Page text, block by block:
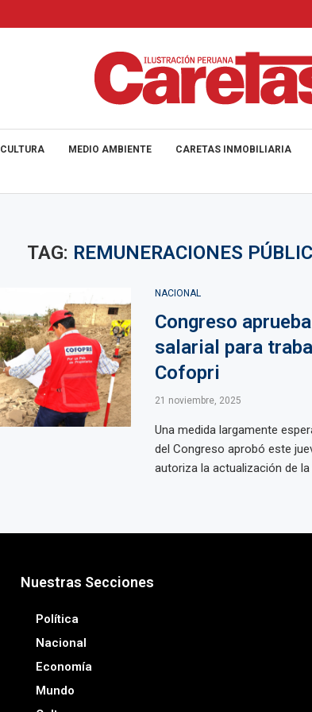
CULTURA MEDIO AMBIENTE CARETAS INMOBILIARIA
TAG: REMUNERACIONES
NACIONAL
Congreso
salarial para
Cofopri
21 noviembre, 2025
Una medida largamente
del Congreso aprobó este
autoriza la actualización de la
Nuestras Secciones
Política
Nacional
Economía
Mundo